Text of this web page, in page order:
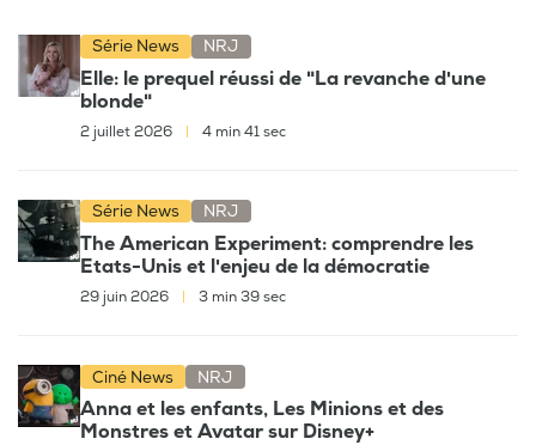
Série News NRJ
Elle: le prequel réussi de "La revanche d'une
blonde"
2 juillet 2026 4 min 41 sec
Série News NRJ
The American Experiment: comprendre les
Etats-Unis et l'enjeu de la démocratie
29 juin 2026 3 min 39 sec
Ciné News NRJ
Anna et les enfants, Les Minions et des
Monstres et Avatar sur Disney+